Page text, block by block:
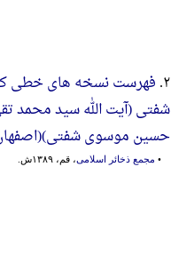
۲. فهرست نسخه های خطی
شفتی (آیت الله سید محمد
حسین موسوی
• مجمع ذخائر اسلامی، قم، ۱۳۸۹ش.